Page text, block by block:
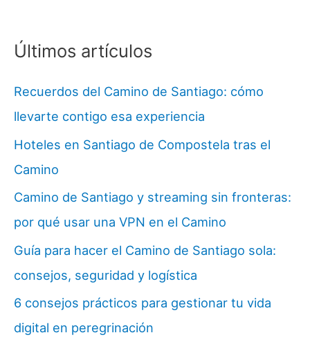
Últimos artículos
Recuerdos del Camino de Santiago: cómo
llevarte contigo esa experiencia
Hoteles en Santiago de Compostela tras el
Camino
Camino de Santiago y streaming sin fronteras:
por qué usar una VPN en el Camino
Guía para hacer el Camino de Santiago sola:
consejos, seguridad y logística
6 consejos prácticos para gestionar tu vida
digital en peregrinación